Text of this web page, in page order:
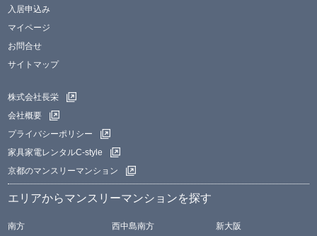
入居申込み
マイページ
お問合せ
サイトマップ
株式会社長栄
会社概要
プライバシーポリシー
家具家電レンタルC-style
京都のマンスリーマンション
エリアからマンスリーマンションを探す
南方 西中島南方
新大阪